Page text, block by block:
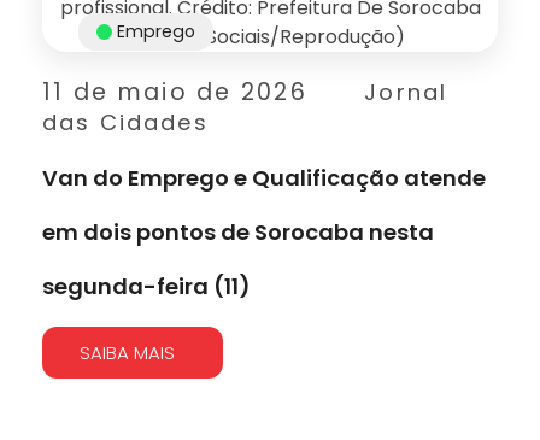
11 de maio de 2026
Jornal
das Cidades
Emprego
Van do Emprego e Qualificação atende
em dois pontos de Sorocaba nesta
segunda-feira (11)
SAIBA MAIS